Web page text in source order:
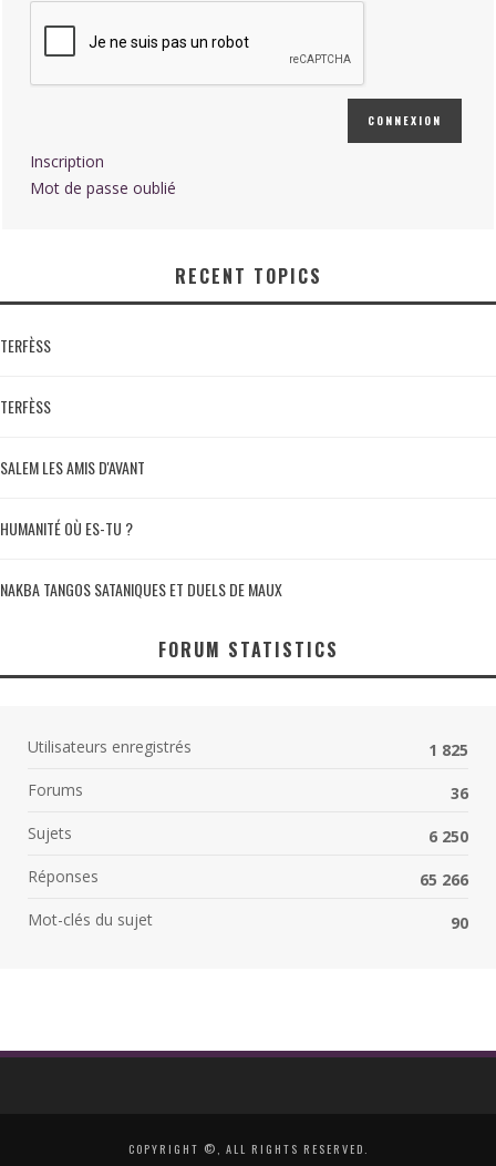
CONNEXION
Inscription
Mot de passe oublié
RECENT TOPICS
TERFÈSS
TERFÈSS
SALEM LES AMIS D'AVANT
HUMANITÉ OÙ ES-TU ?
NAKBA TANGOS SATANIQUES ET DUELS DE MAUX
FORUM STATISTICS
Utilisateurs enregistrés
1 825
Forums
36
Sujets
6 250
Réponses
65 266
Mot-clés du sujet
90
COPYRIGHT ©, ALL RIGHTS RESERVED.